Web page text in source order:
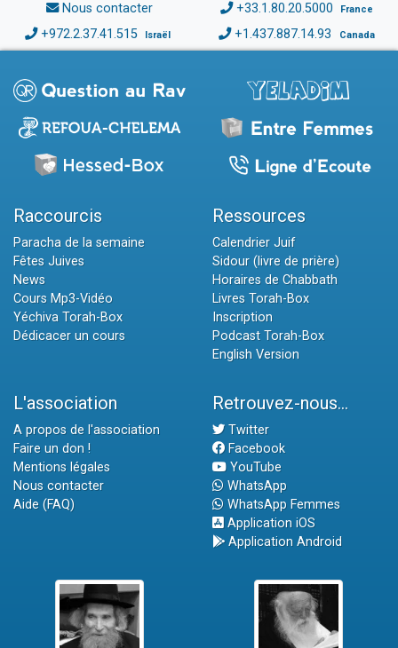
Nous contacter +33.1.80.20.5000 France
+972.2.37.41.515 Israël +1.437.887.14.93 Canada
Raccourcis
Paracha de la semaine
Fêtes Juives
News
Cours Mp3-Vidéo
Yéchiva Torah-Box
Dédicacer un cours
Ressources
Calendrier Juif
Sidour (livre de prière)
Horaires de Chabbath
Livres Torah-Box
Inscription
Podcast Torah-Box
English Version
L'association
A propos de l'association
Faire un don !
Mentions légales
Nous contacter
Aide (FAQ)
Retrouvez-nous...
Twitter
Facebook
YouTube
WhatsApp
WhatsApp Femmes
Application iOS
Application Android